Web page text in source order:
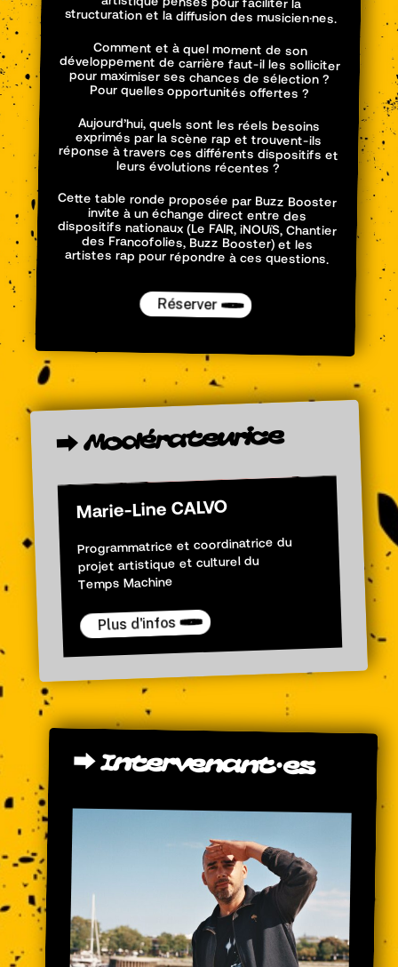
structuration et la diffusion des musicien·nes.
Comment et à quel moment de son
développement de carrière faut-il les solliciter
pour maximiser ses chances de sélection ?
Pour quelles opportunités offertes ?
Aujourd’hui, quels sont les réels besoins
exprimés par la scène rap et trouvent-ils
réponse à travers ces différents dispositifs et
leurs évolutions récentes ?
Cette table ronde proposée par Buzz Booster
invite à un échange direct entre des
dispositifs nationaux (Le FAIR, iNOUïS, Chantier
des Francofolies, Buzz Booster) et les
artistes rap pour répondre à ces questions.
Réserver
⮕ Modérateurice
Marie-Line CALVO
Programmatrice et coordinatrice du
projet artistique et culturel du
Temps Machine
Plus d'infos
⮕Intervenant·es